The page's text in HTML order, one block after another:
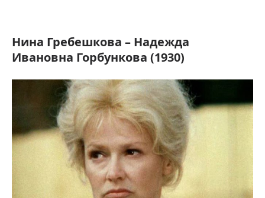
Нина Гребешкова – Надежда
Ивановна Горбункова (1930)